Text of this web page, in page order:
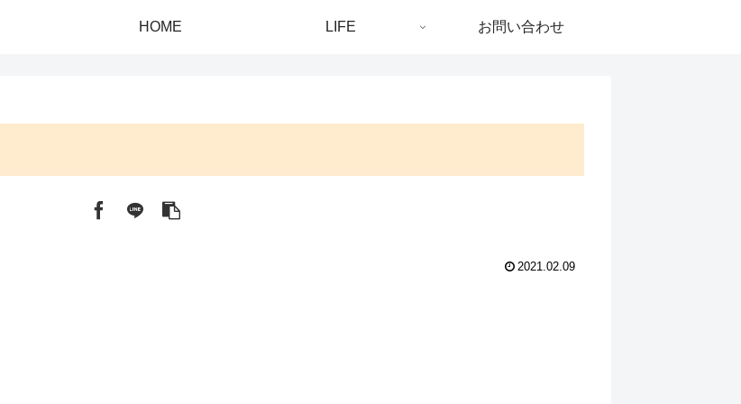
HOME LIFE お問い合わせ
2021.02.09